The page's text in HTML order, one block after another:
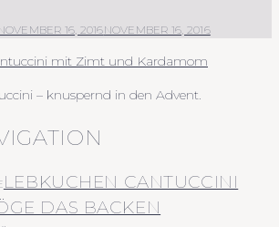
16, 2016NOVEMBER 16, 2016
– knuspernd in den Advent.
LEBKUCHEN CANTUCCINI
DAS BACKEN